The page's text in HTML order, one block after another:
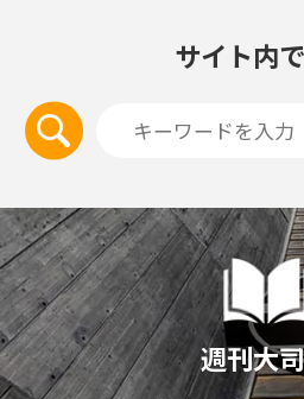
サイト内
週刊大